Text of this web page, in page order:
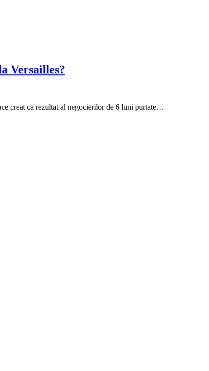
Versailles?
creat ca rezultat al negocierilor de 6 luni purtate…